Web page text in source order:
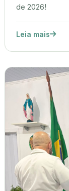
de 2026!
Leia mais